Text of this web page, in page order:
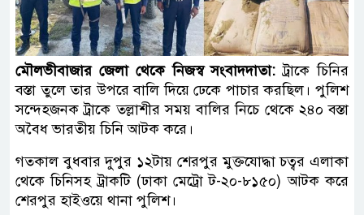
মৌলভীবাজার জেলা থেকে নিজস্ব সংবাদদাতা: ট্রাকে চিনির
বস্তা তুলে তার উপরে বালি দিয়ে ঢেকে পাচার করছিল। পুলিশ
সন্দেহজনক ট্রাকে তল্লাশীর সময় বালির নিচে থেকে ২৪০ বস্তা
অবৈধ ভারতীয় চিনি আটক করে।
গতকাল বুধবার দুপুর ১২টায় শেরপুর মুক্তযোদ্ধা চত্বর এলাকা
থেকে চিনিসহ ট্রাকটি (ঢাকা মেট্রো ট-২০-৮১৫০) আটক করে
শেরপুর হাইওয়ে থানা পুলিশ।